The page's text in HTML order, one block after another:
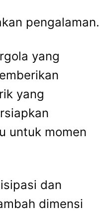
pengalaman.
yang
yang
untuk momen
dan
dimensi